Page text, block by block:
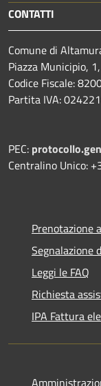
CONTATTI
Comune di
Piazza Municipio,
Codice Fiscale:
Partita IVA:
PEC:
Centralino Unico:
Prenotazione
Segnalazione
Leggi le FAQ
Richiesta
IPA Fattura